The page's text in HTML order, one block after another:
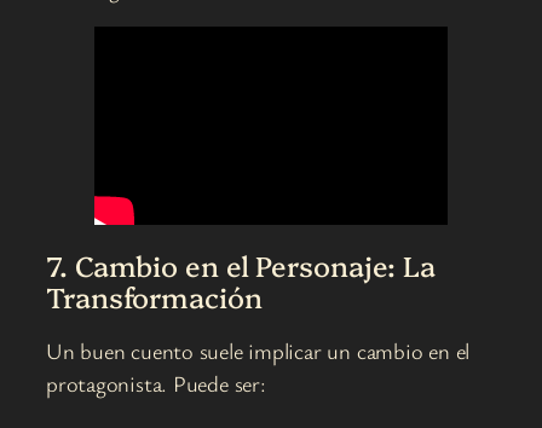
7. Cambio en el Personaje: La
Transformación
Un buen cuento suele implicar un cambio en el
protagonista. Puede ser: